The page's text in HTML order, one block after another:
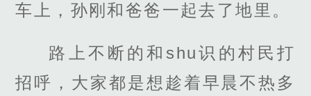
车上，孙刚和爸爸一起去了地里。
路上不断的和shu识的村民打
招呼，大家都是想趁着早晨不热多